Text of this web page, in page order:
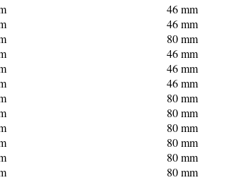
46 mm
46 mm
80 mm
46 mm
46 mm
46 mm
80 mm
80 mm
80 mm
80 mm
80 mm
80 mm